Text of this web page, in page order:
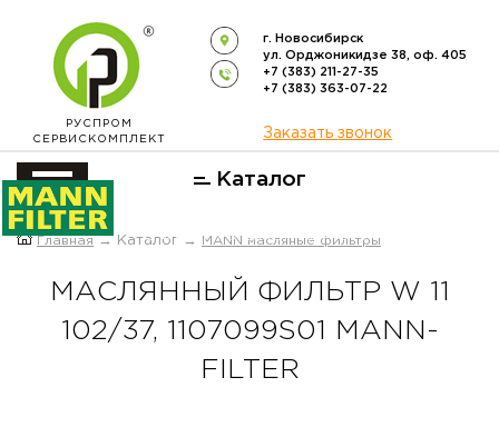
РУСПРОМ
СЕРВИСКОМПЛЕКТ
г. Новосибирск
ул. Орджоникидзе 38, оф. 405
+7 (383) 211-27-35
+7 (383) 363-07-22
Заказать звонок
Каталог
ОФИЦИАЛЬНЫЙ ДИСТРИБЬЮТОР
Главная → Каталог → MANN масляные фильтры
МАСЛЯННЫЙ ФИЛЬТР W 11
102/37, 1107099S01 MANN-
FILTER